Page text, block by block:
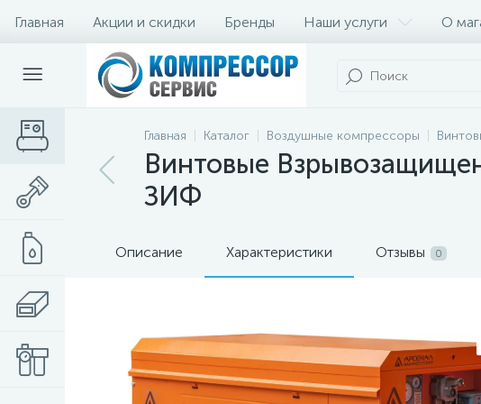
Главная Акции и скидки Бренды Наши услуги О
Главная Каталог Воздушные компрессоры
Винтовые
ЗИФ
Описание Характеристики Отзывы 0